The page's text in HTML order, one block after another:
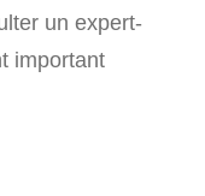
un expert-
important